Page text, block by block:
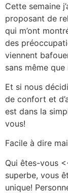
Cette semaine
proposant de
qui m’ont
des
viennent
sans même
Et si nous
de confort et
est dans la
vous!
Facile à dire
Qui êtes-vous
superbe, vous
unique!